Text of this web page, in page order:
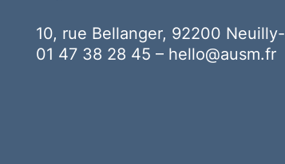
10, rue Bellanger, 92200
01 47 38 28 45 – hello@ausm.fr